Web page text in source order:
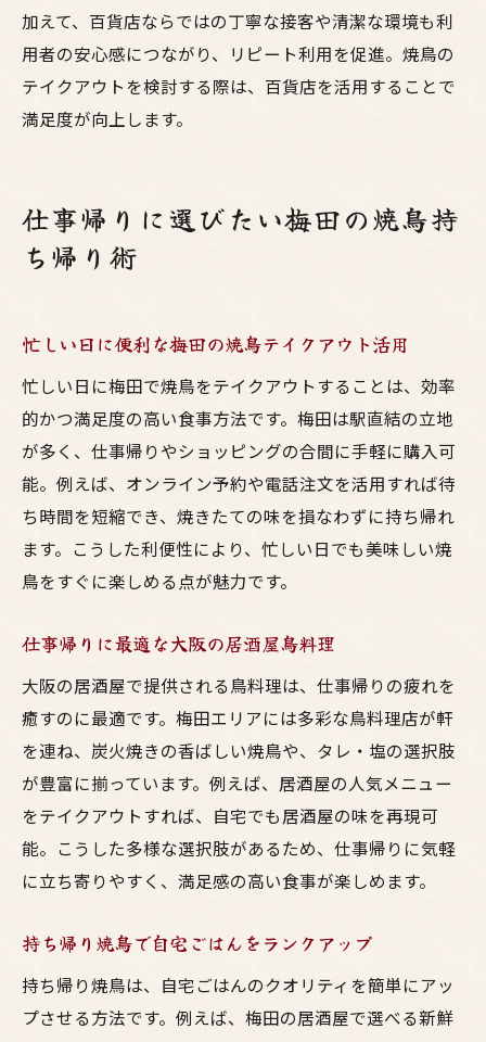
加えて、百貨店ならではの丁寧な接客や清潔な環境も利
用者の安心感につながり、リピート利用を促進。焼鳥の
テイクアウトを検討する際は、百貨店を活用することで
満足度が向上します。
仕事帰りに選びたい梅田の焼鳥持
ち帰り術
忙しい日に便利な梅田の焼鳥テイクアウト活用
忙しい日に梅田で焼鳥をテイクアウトすることは、効率
的かつ満足度の高い食事方法です。梅田は駅直結の立地
が多く、仕事帰りやショッピングの合間に手軽に購入可
能。例えば、オンライン予約や電話注文を活用すれば待
ち時間を短縮でき、焼きたての味を損なわずに持ち帰れ
ます。こうした利便性により、忙しい日でも美味しい焼
鳥をすぐに楽しめる点が魅力です。
仕事帰りに最適な大阪の居酒屋鳥料理
大阪の居酒屋で提供される鳥料理は、仕事帰りの疲れを
癒すのに最適です。梅田エリアには多彩な鳥料理店が軒
を連ね、炭火焼きの香ばしい焼鳥や、タレ・塩の選択肢
が豊富に揃っています。例えば、居酒屋の人気メニュー
をテイクアウトすれば、自宅でも居酒屋の味を再現可
能。こうした多様な選択肢があるため、仕事帰りに気軽
に立ち寄りやすく、満足感の高い食事が楽しめます。
持ち帰り焼鳥で自宅ごはんをランクアップ
持ち帰り焼鳥は、自宅ごはんのクオリティを簡単にアッ
プさせる方法です。例えば、梅田の居酒屋で選べる新鮮